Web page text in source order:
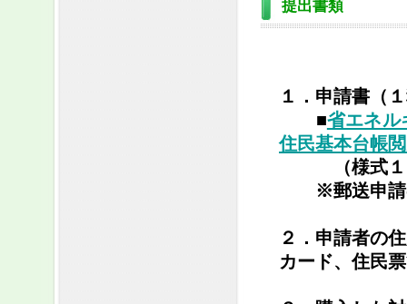
提出書類
１．申請書（
■省エネル
住民基本台帳
（様式１
※郵送申請の
２．申請者の
カード、住民